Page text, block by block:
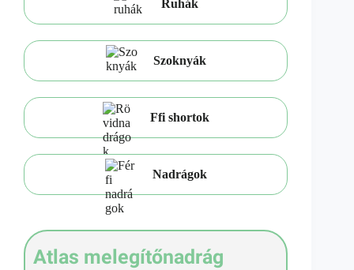
Ruhák
Szoknyák
Ffi shortok
Nadrágok
Atlas melegítőnadrág